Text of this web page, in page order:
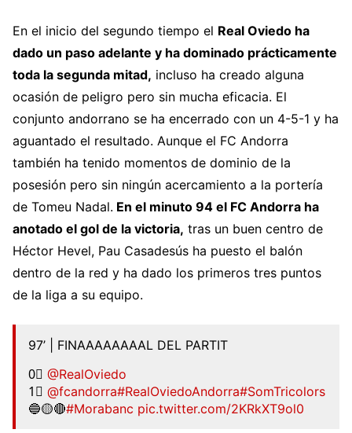
En el inicio del segundo tiempo el Real Oviedo ha
dado un paso adelante y ha dominado prácticamente
toda la segunda mitad, incluso ha creado alguna
ocasión de peligro pero sin mucha eficacia. El
conjunto andorrano se ha encerrado con un 4-5-1 y ha
aguantado el resultado. Aunque el FC Andorra
también ha tenido momentos de dominio de la
posesión pero sin ningún acercamiento a la portería
de Tomeu Nadal. En el minuto 94 el FC Andorra ha
anotado el gol de la victoria, tras un buen centro de
Héctor Hevel, Pau Casadesús ha puesto el balón
dentro de la red y ha dado los primeros tres puntos
de la liga a su equipo.
97’ | FINAAAAAAAAL DEL PARTIT
0⃣ @RealOviedo
1⃣ @fcandorra#RealOviedoAndorra#SomTricolors
🔵🟡🔴#Morabanc pic.twitter.com/2KRkXT9ol0